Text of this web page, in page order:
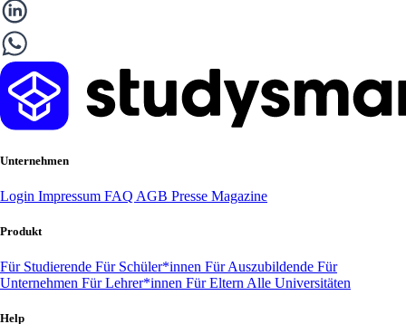
Unternehmen
Login Impressum FAQ AGB Presse Magazine
Produkt
Für Studierende Für Schüler*innen Für Auszubildende Für
Unternehmen Für Lehrer*innen Für Eltern Alle Universitäten
Help